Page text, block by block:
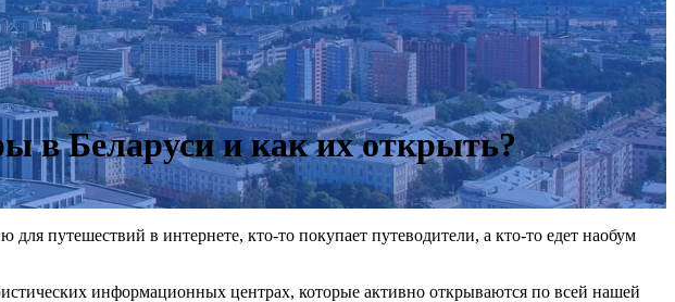
в Беларуси и как их открыть?
путешествий в интернете, кто-то покупает путеводители, а кто-то едет наобум
информационных центрах, которые активно открываются по всей нашей